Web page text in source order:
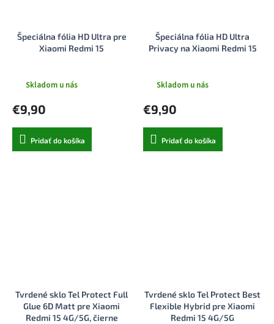
Špeciálna fólia HD Ultra pre
Xiaomi Redmi 15
Skladom u nás
€9,90
Pridať do košíka
Špeciálna fólia HD Ultra
Privacy na Xiaomi Redmi 15
Skladom u nás
€9,90
Pridať do košíka
Tvrdené sklo Tel Protect Full
Glue 6D Matt pre Xiaomi
Redmi 15 4G/5G, čierne
Tvrdené sklo Tel Protect Best
Flexible Hybrid pre Xiaomi
Redmi 15 4G/5G